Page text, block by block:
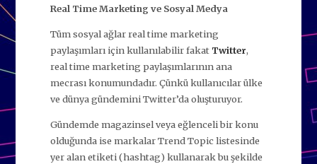
Real Time Marketing ve Sosyal Medya
Tüm sosyal ağlar real time marketing
paylaşımları için kullanılabilir fakat Twitter,
real time marketing paylaşımlarının ana
mecrası konumundadır. Çünkü kullanıcılar ülke
ve dünya gündemini Twitter’da oluşturuyor.
Gündemde magazinsel veya eğlenceli bir konu
olduğunda ise markalar Trend Topic listesinde
yer alan etiketi (hashtag) kullanarak bu şekilde